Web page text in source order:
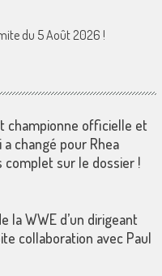
du 5 Août 2026 !
championne officielle et
changé pour Rhea
complet sur le dossier !
la WWE d’un dirigeant
collaboration avec Paul